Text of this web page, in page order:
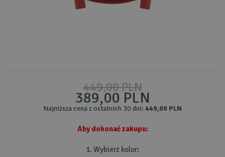
449,00 PLN
389,00 PLN
Najniższa cena z ostatnich 30 dni: 449,00 PLN
Aby dokonać zakupu:
1. Wybierz kolor: